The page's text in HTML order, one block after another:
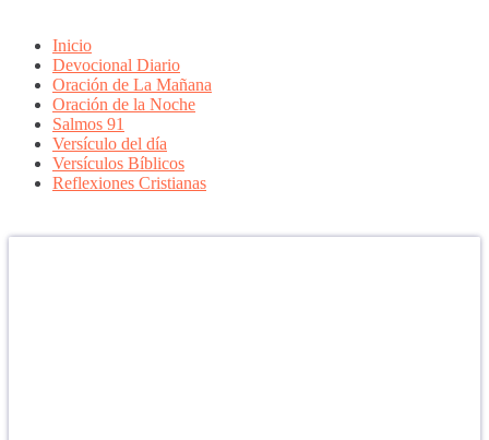
Inicio
Devocional Diario
Oración de La Mañana
Oración de la Noche
Salmos 91
Versículo del día
Versículos Bíblicos
Reflexiones Cristianas